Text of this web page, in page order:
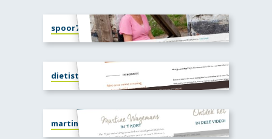
spoor7.com
dietistenpraktijk-gracefullfood.nl
martinewagemans.nl